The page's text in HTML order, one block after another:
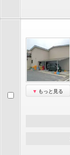
もっと見る